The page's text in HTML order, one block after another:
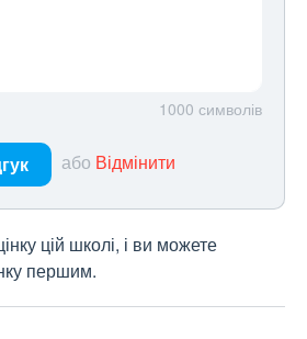
1000 символів
або Відмінити
цій школі, і ви можете
першим.